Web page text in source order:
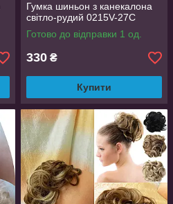
Гумка шиньон з канекалона
світло-рудий 0215V-27С
Готово до відправки 1 од.
330 ₴
Купити